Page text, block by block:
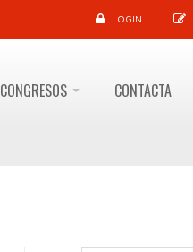
LOGIN
CONGRESOS CONTACTA